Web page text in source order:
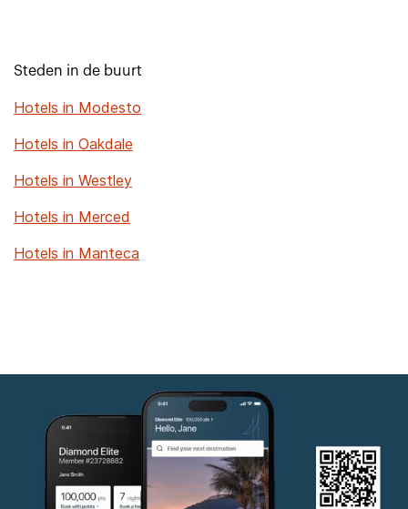
Steden in de buurt
Hotels in Modesto
Hotels in Oakdale
Hotels in Westley
Hotels in Merced
Hotels in Manteca